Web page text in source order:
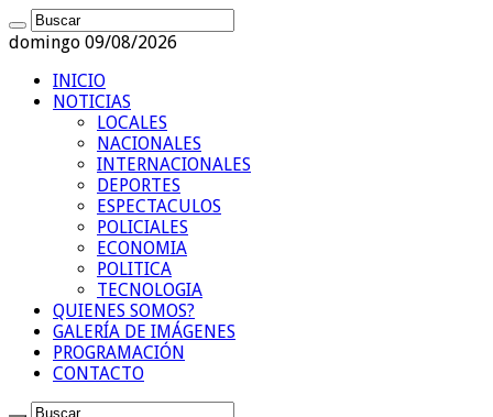
domingo 09/08/2026
INICIO
NOTICIAS
LOCALES
NACIONALES
INTERNACIONALES
DEPORTES
ESPECTACULOS
POLICIALES
ECONOMIA
POLITICA
TECNOLOGIA
QUIENES SOMOS?
GALERÍA DE IMÁGENES
PROGRAMACIÓN
CONTACTO